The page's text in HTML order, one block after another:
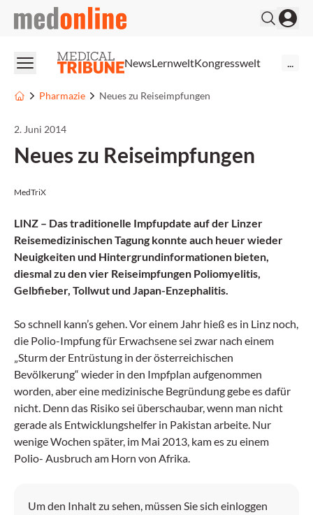
medonline
NewsLernweltKongresswelt
Pharmazie Neues zu Reiseimpfungen
2. Juni 2014
Neues zu Reiseimpfungen
MedTriX
LINZ – Das traditionelle Impfupdate auf der Linzer
Reisemedizinischen Tagung konnte auch heuer wieder
Neuigkeiten und Hintergrundinformationen bieten,
diesmal zu den vier Reiseimpfungen Poliomyelitis,
Gelbfieber, Tollwut und Japan-Enzephalitis.
So schnell kann’s gehen. Vor einem Jahr hieß es in Linz noch,
die Polio-Impfung für Erwachsene sei zwar nach einem
„Sturm der Entrüstung in der österreichischen
Bevölkerung“ wieder in den Impfplan aufgenommen
worden, aber eine medizinische Begründung gebe es dafür
nicht. Denn das Risiko sei überschaubar, wenn man nicht
gerade als Entwicklungshelfer in Pakistan arbeite. Nur
wenige Wochen später, im Mai 2013, kam es zu einem
Polio- Ausbruch am Horn von Afrika.
Um den Inhalt zu sehen, müssen Sie sich einloggen